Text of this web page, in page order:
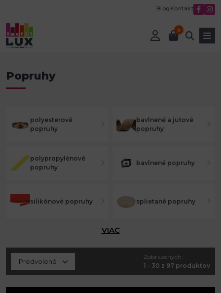
Blog Kontakt
0
Úvod
Popruhy
polyesterové
popruhy
bavlnené a jutové
popruhy
polypropylénové
popruhy
bavlnené popruhy
silikónové popruhy splietané popruhy
VIAC
Zobrazených:
1 - 30 z 97 produktov